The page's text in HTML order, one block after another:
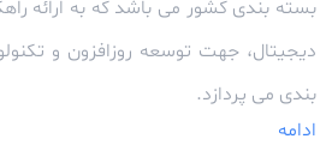
بسته بندی کشور می باشد که به ارائه
دیجیتال، جهت توسعه روزافزون و
بندی می پردازد.
ادامه